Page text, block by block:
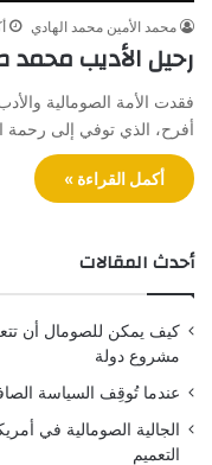
محمد الأمين محمد الهادي
رحيل الأديب محمد
فقدت الأمة الصومالية
أفرح، الذي توفي إلى رحمة
أكمل القراءة »
أحدث المقالات
كيف يمكن للصومال أن
مشروع دولة
عندما تُوقِف السياسة
الجالية الصومالية في
التعميم